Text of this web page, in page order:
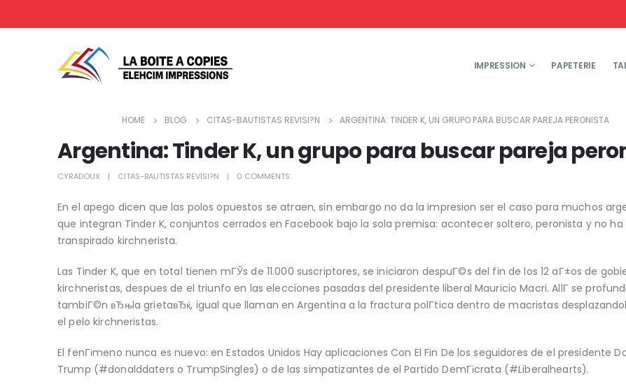
IMPRESSION PAPETERIE
HOME BLOG CITAS-BAUTISTAS REVISI?N ARGENTINA: TINDER K, UN GRUPO PARA BUSCAR PAREJA PERONISTA
Argentina: Tinder K, un grupo para buscar pareja
CYRADOUX CITAS-BAUTISTAS REVISI?N 0 COMMENTS
En el apego dicen que las polos opuestos se atraen, sin embargo no da la impresion ser el caso para muchos
que integran Tinder K, conjuntos cerrados en Facebook bajo la sola premisa: acontecer soltero, peronista y no ha
transpirado kirchnerista.
Las Tinder K, que en total tienen mГЎs de 11.000 suscriptores, se iniciaron despuГ©s del fin de los 12 aГ±os de
kirchneristas, despues de el triunfo en las elecciones pasadas del presidente liberal Mauricio Macri. AllГ­ se
tambiГ©n вЂњla grietaвЂќ, igual que llaman en Argentina a la fractura polГ­tica dentro de macristas
el pelo kirchneristas.
El fenГіmeno nunca es nuevo: en Estados Unidos Hay aplicaciones Con El Fin De los seguidores de el presidente
Trump (#donalddaters o TrumpSingles) o de las simpatizantes de el Partido DemГіcrata (#Liberalhearts).